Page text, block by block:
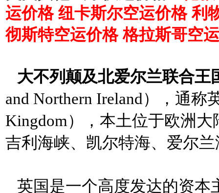
运价格 纽卡斯尔空运价格 利
彻斯特空运价格 格拉斯哥空
大不列颠及北爱尔兰联合王
and Northern Ireland），通
Kingdom），本土位于欧洲
吉利海峡、凯尔特海、爱尔
英国是一个高度发达的资本